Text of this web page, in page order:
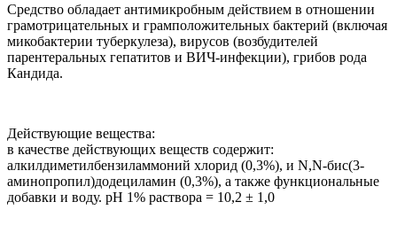
Средство обладает антимикробным действием в отношении
грамотрицательных и грамположительных бактерий (включая
микобактерии туберкулеза), вирусов (возбудителей
парентеральных гепатитов и ВИЧ-инфекции), грибов рода
Кандида.
Действующие вещества:
в качестве действующих веществ содержит:
алкилдиметилбензиламмоний хлорид (0,3%), и N,N-бис(3-
аминопропил)додециламин (0,3%), а также функциональные
добавки и воду. рН 1% раствора = 10,2 ± 1,0